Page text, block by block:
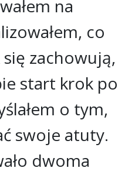
na
co
zachowują,
start krok po
o tym,
swoje atuty.
dwoma